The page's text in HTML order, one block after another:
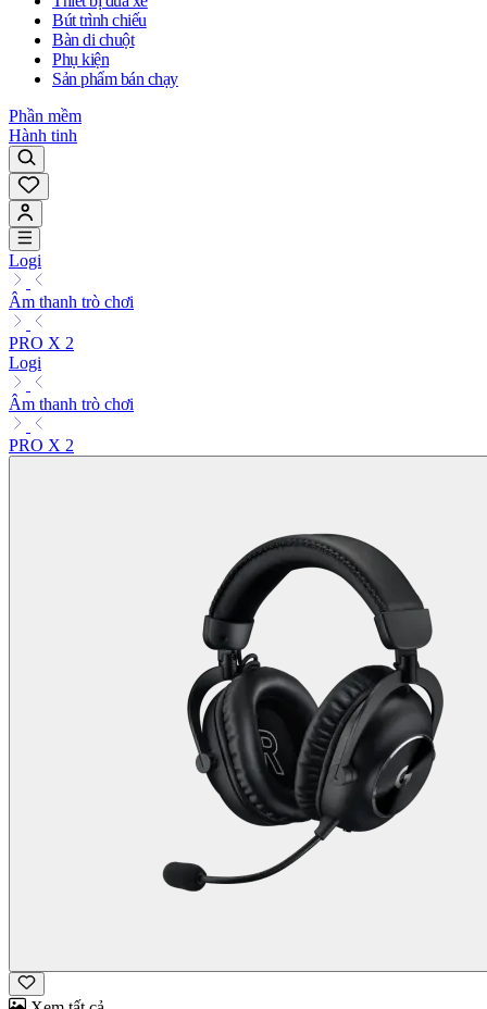
Bút trình chiếu
Bàn di chuột
Phụ kiện
Sản phẩm bán chạy
Phần mềm
Hành tinh
Logi
Âm thanh trò chơi
PRO X 2
Logi
Âm thanh trò chơi
PRO X 2